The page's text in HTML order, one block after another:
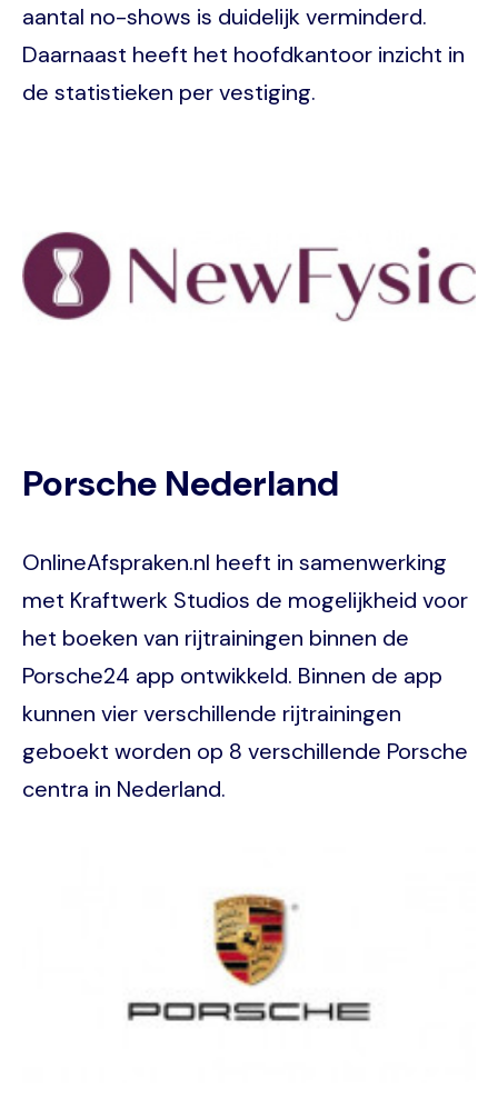
aantal no-shows is duidelijk verminderd.
Daarnaast heeft het hoofdkantoor inzicht in
de statistieken per vestiging.
Porsche Nederland
OnlineAfspraken.nl heeft in samenwerking
met Kraftwerk Studios de mogelijkheid voor
het boeken van rijtrainingen binnen de
Porsche24 app ontwikkeld. Binnen de app
kunnen vier verschillende rijtrainingen
geboekt worden op 8 verschillende Porsche
centra in Nederland.